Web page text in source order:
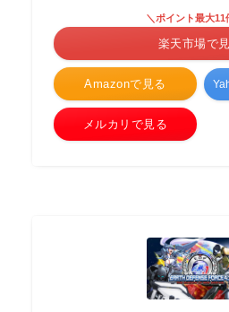
Amazonで見る
＼ポイント最大11
楽天市場で
メルカリで見る